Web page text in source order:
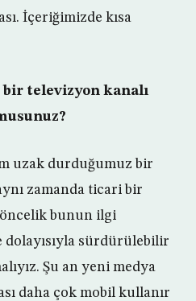
İçeriğimizde kısa
bir televizyon kanalı
uzak durduğumuz bir
zamanda ticari bir
bunun ilgi
dolayısıyla sürdürülebilir
Şu an yeni medya
daha çok mobil kullanır